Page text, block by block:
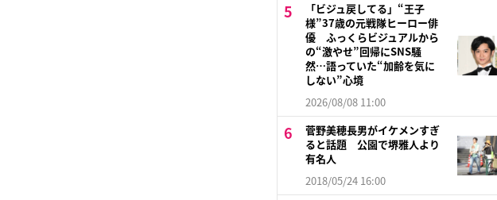
「ビジュ戻してる」“王子
様”37歳の元戦隊ヒーロー俳
優 ふっくらビジュアルから
の“激やせ”回帰にSNS騒
然…語っていた“加齢を気に
しない”心境
2026/08/08 11:00
菅野美穂長男がイケメンすぎ
ると話題 公園で堺雅人より
有名人
2018/05/24 16:00